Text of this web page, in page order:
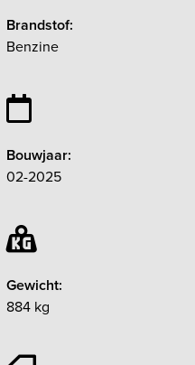
Brandstof:
Benzine
Bouwjaar:
02-2025
Gewicht:
884 kg